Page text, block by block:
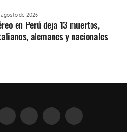
de 2026
en Perú deja 13 muertos,
alemanes y nacionales